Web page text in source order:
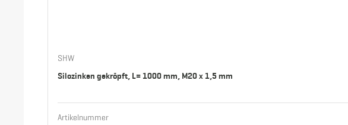
SHW
Silozinken gekröpft, L= 1000 mm, M20 x 1,5 mm
Artikelnummer